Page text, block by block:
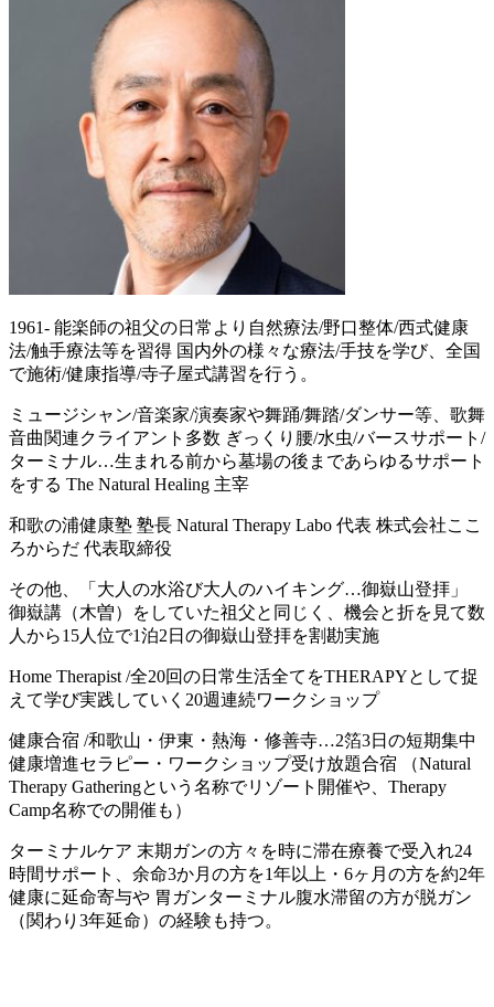
1961- 能楽師の祖父の日常より自然療法/野口整体/西式健康
法/触手療法等を習得 国内外の様々な療法/手技を学び、全国
で施術/健康指導/寺子屋式講習を行う。
ミュージシャン/音楽家/演奏家や舞踊/舞踏/ダンサー等、歌舞
音曲関連クライアント多数 ぎっくり腰/水虫/バースサポート/
ターミナル…生まれる前から墓場の後まであらゆるサポート
をする The Natural Healing 主宰
和歌の浦健康塾 塾長 Natural Therapy Labo 代表 株式会社ここ
ろからだ 代表取締役
その他、「大人の水浴び大人のハイキング…御嶽山登拝」
御嶽講（木曽）をしていた祖父と同じく、機会と折を見て数
人から15人位で1泊2日の御嶽山登拝を割勘実施
Home Therapist /全20回の日常生活全てをTHERAPYとして捉
えて学び実践していく20週連続ワークショップ
健康合宿 /和歌山・伊東・熱海・修善寺…2箔3日の短期集中
健康増進セラピー・ワークショップ受け放題合宿 （Natural
Therapy Gatheringという名称でリゾート開催や、Therapy
Camp名称での開催も）
ターミナルケア 末期ガンの方々を時に滞在療養で受入れ24
時間サポート、余命3か月の方を1年以上・6ヶ月の方を約2年
健康に延命寄与や 胃ガンターミナル腹水滞留の方が脱ガン
（関わり3年延命）の経験も持つ。